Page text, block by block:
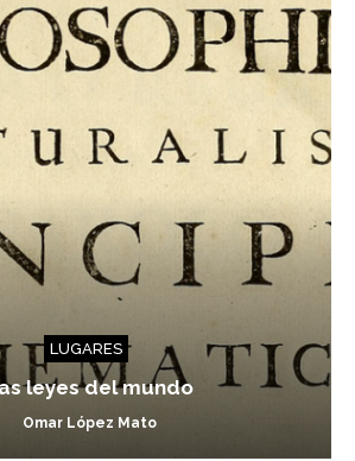
LUGARES
leyes del mundo
Omar López Mato